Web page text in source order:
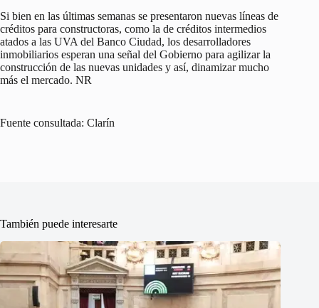
Si bien en las últimas semanas se presentaron nuevas líneas de
créditos para constructoras, como la de créditos intermedios
atados a las UVA del Banco Ciudad, los desarrolladores
inmobiliarios esperan una señal del Gobierno para agilizar la
construcción de las nuevas unidades y así, dinamizar mucho
más el mercado. NR
Fuente consultada: Clarín
También puede interesarte